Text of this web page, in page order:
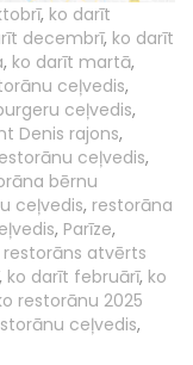
, ko darīt
decembrī, ko darīt
, ko darīt martā,
ceļvedis,
ceļvedis,
Denis rajons,
ceļvedis,
bērnu
ceļvedis, restorāna
, Parīze,
restorāns atvērts
, ko darīt februārī, ko
restorānu 2025
ceļvedis,